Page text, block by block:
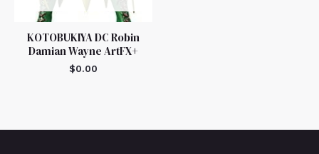
KOTOBUKIYA DC Robin
Damian Wayne ArtFX+
$0.00